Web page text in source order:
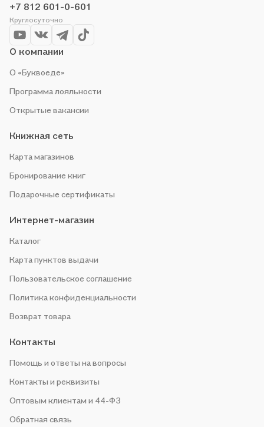
организуем конкурсы и проводим акции. Оставайтесь с нами,
чтобы не упустить выгоду!
+7 812 601-0-601
Круглосуточно
О компании
О «Буквоеде»
Программа лояльности
Открытые вакансии
Книжная сеть
Карта магазинов
Бронирование книг
Подарочные сертификаты
Интернет-магазин
Каталог
Карта пунктов выдачи
Пользовательское соглашение
Политика конфиденциальности
Возврат товара
Контакты
Помощь и ответы на вопросы
Контакты и реквизиты
Оптовым клиентам и 44-ФЗ
Обратная связь